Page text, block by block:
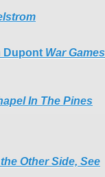
War Games
In The Pines
Other Side, See